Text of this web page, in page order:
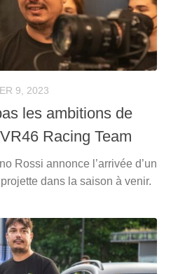
9, 2023
les ambitions de
Racing Team
Rossi annonce l’arrivée d’un
dans la saison à venir.